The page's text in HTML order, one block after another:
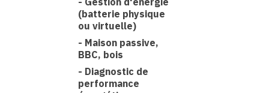
(batterie physique
ou virtuelle)
- Maison passive,
BBC, bois
- Diagnostic de
performance